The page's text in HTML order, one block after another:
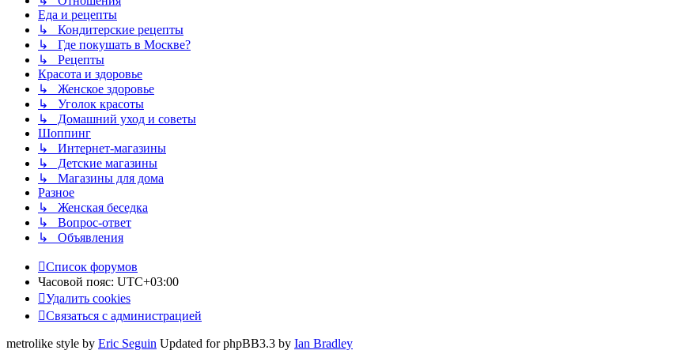
Еда и рецепты
↳ Кондитерские рецепты
↳ Где покушать в Москве?
↳ Рецепты
Красота и здоровье
↳ Женское здоровье
↳ Уголок красоты
↳ Домашний уход и советы
Шоппинг
↳ Интернет-магазины
↳ Детские магазины
↳ Магазины для дома
Разное
↳ Женская беседка
↳ Вопрос-ответ
↳ Объявления
Список форумов
Часовой пояс: UTC+03:00
Удалить cookies
Связаться с администрацией
metrolike style by Eric Seguin Updated for phpBB3.3 by Ian Bradley